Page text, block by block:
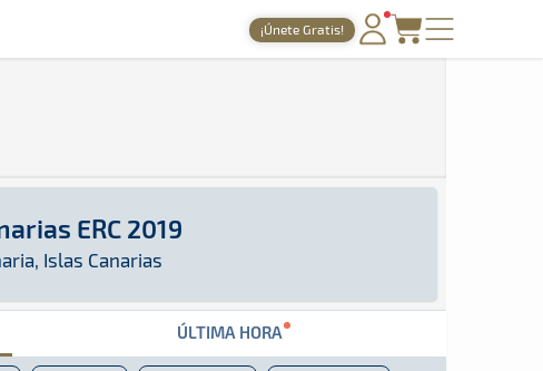
¡Únete Gratis!
TIENDA
ERC 2019
Islas Canarias
podrás encontrar toda la información que
Islas Canarias
ÚLTIMA HORA